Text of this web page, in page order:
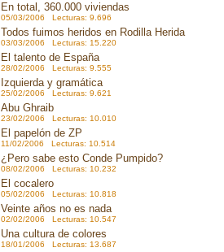
En total, 360.000 viviendas
05/03/2006 Lecturas: 9.696
Todos fuimos heridos en Rodilla Herida
03/03/2006 Lecturas: 15.220
El talento de España
28/02/2006 Lecturas: 9.555
Izquierda y gramática
25/02/2006 Lecturas: 9.621
Abu Ghraib
23/02/2006 Lecturas: 10.010
El papelón de ZP
11/02/2006 Lecturas: 10.514
¿Pero sabe esto Conde Pumpido?
08/02/2006 Lecturas: 10.232
El cocalero
05/02/2006 Lecturas: 10.818
Veinte años no es nada
02/02/2006 Lecturas: 10.547
Una cultura de colores
18/01/2006 Lecturas: 13.687